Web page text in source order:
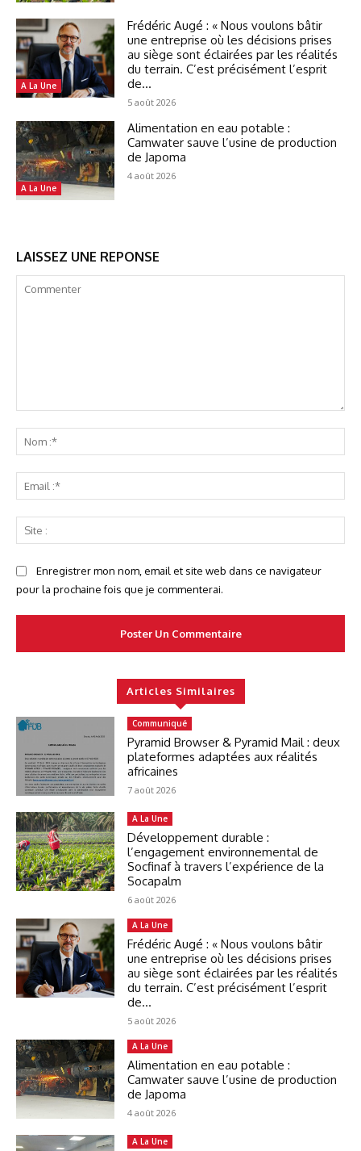
A La Une
Frédéric Augé : « Nous voulons bâtir
une entreprise où les décisions prises
au siège sont éclairées par les réalités
du terrain. C’est précisément l’esprit
de...
5 août 2026
A La Une
Alimentation en eau potable :
Camwater sauve l’usine de production
de Japoma
4 août 2026
LAISSEZ UNE REPONSE
:*
:*
:
Enregistrer mon nom, email et site web dans ce navigateur
pour la prochaine fois que je commenterai.
Articles Similaires
Communiqué
Pyramid Browser & Pyramid Mail : deux
plateformes adaptées aux réalités
africaines
7 août 2026
A La Une
Développement durable :
l’engagement environnemental de
Socfinaf à travers l’expérience de la
Socapalm
6 août 2026
A La Une
Frédéric Augé : « Nous voulons bâtir
une entreprise où les décisions prises
au siège sont éclairées par les réalités
du terrain. C’est précisément l’esprit
de...
5 août 2026
A La Une
Alimentation en eau potable :
Camwater sauve l’usine de production
de Japoma
4 août 2026
A La Une